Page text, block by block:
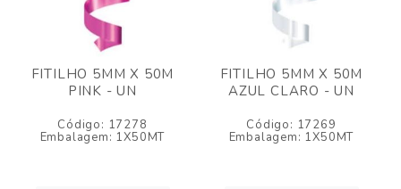
FITILHO 5MM X 50M
PINK - UN
Código: 17278
Embalagem: 1X50MT
FITILHO 5MM X 50M
AZUL CLARO - UN
Código: 17269
Embalagem: 1X50MT